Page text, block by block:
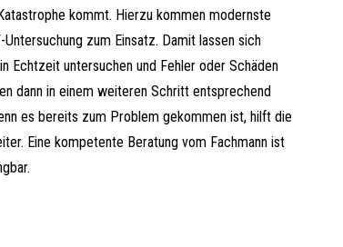
kommt. Hierzu kommen modernste
zum Einsatz. Damit lassen sich
Echtzeit untersuchen und Fehler oder Schäden
dann in einem weiteren Schritt entsprechend
es bereits zum Problem gekommen ist, hilft die
Eine kompetente Beratung vom Fachmann ist